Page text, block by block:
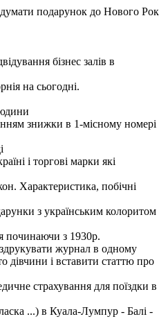
подарунок до Нового
бізнес залів в
на сьогодні.
знижки в 1-місному номері
і торгові марки які
Характеристика, побічні
з українським колоритом
починаючи з 1930р.
журнал в одному
дівчини і вставити статтю про
страхування для поїздки в
...) в Куала-Лумпур - Балі -